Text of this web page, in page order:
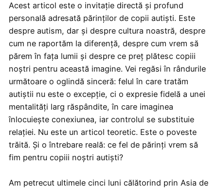
Acest articol este o invitație directă și profund
personală adresată părinților de copii autiști. Este
despre autism, dar și despre cultura noastră, despre
cum ne raportăm la diferență, despre cum vrem să
părem în fața lumii și despre ce preț plătesc copiii
noștri pentru această imagine. Vei regăsi în rândurile
următoare o oglindă sinceră: felul în care tratăm
autiștii nu este o excepție, ci o expresie fidelă a unei
mentalități larg răspândite, în care imaginea
înlocuiește conexiunea, iar controlul se substituie
relației. Nu este un articol teoretic. Este o poveste
trăită. Și o întrebare reală: ce fel de părinți vrem să
fim pentru copiii noștri autiști?
Am petrecut ultimele cinci luni călătorind prin Asia de